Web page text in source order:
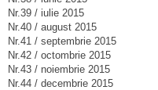
Nr.39 / iulie 2015
Nr.40 / august 2015
Nr.41 / septembrie 2015
Nr.42 / octombrie 2015
Nr.43 / noiembrie 2015
Nr.44 / decembrie 2015